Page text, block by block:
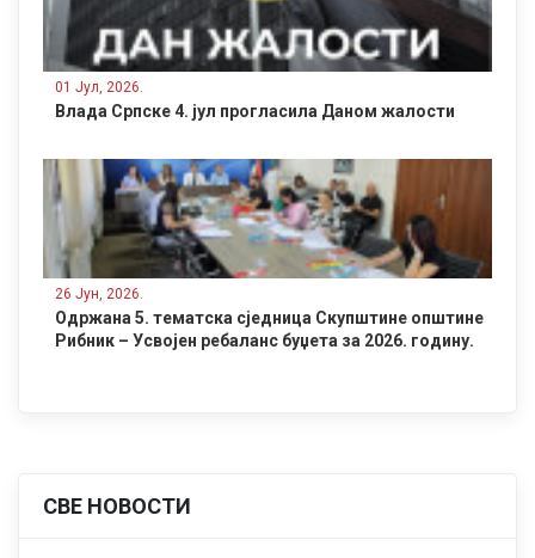
01 Јул, 2026.
Влада Српске 4. јул прогласила Даном жалости
26 Јун, 2026.
Одржана 5. тематска сједница Скупштине општине
Рибник – Усвојен ребаланс буџета за 2026. годину.
СВЕ НОВОСТИ